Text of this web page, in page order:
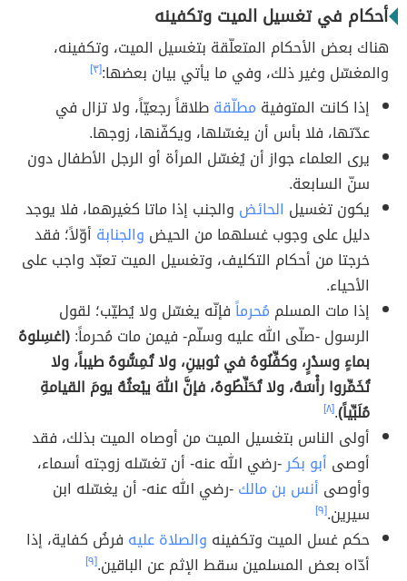
أحكام في تغسيل الميت وتكفينه
هناك بعض الأحكام المتعلّقة بتغسيل الميت، وتكفينه،
والمغسّل وغير ذلك، وفي ما يأتي بيان بعضها:[٣]
إذا كانت المتوفية مطلّقةطلاقاً رجعيّاً، ولا تزال في
عدّتها، فلا بأس أن يغسّلها، ويكفّنها، زوجها.
يرى العلماء جواز أن يُغسّل المرأة أو الرجل الأطفال دون
سنّ السابعة.
يكون تغسيل الحائض والجنب إذا ماتا كغيرهما، فلا يوجد
دليل على وجوب غسلهما من الحيض والجنابة أوّلاً؛ فقد
خرجتا من أحكام التكليف، وتغسيل الميت تعبّد واجب على
الأحياء.
إذا مات المسلم مُحرماًفإنّه يغسّل ولا يُطيّب؛ لقول
الرسول -صلّى الله عليه وسلّم- فيمن مات مُحرماً:(اغسِلوهُ
بماءٍ وسدْرٍ، وكفِّنُوهُ في ثوبينِ، ولا تُمِسُّوهُ طيباً، ولا
تُخَمِّروا رأْسَهُ، ولا تُحَنِّطُوهُ، فإنَّ اللهَ يبْعثُهُ يومَ القيامةِ
مُلَبِّياً).[٨]
أولى الناس بتغسيل الميت من أوصاه الميت بذلك، فقد
أوصى أبو بكر-رضي الله عنه- أن تغسّله زوجته أسماء،
وأوصى أنس بن مالك-رضي الله عنه- أن يغسّله ابن
سيرين.[٩]
حكم غسل الميت وتكفينه والصلاة عليه فرضُ كفاية، إذا
أدّاه بعض المسلمين سقط الإثم عن الباقين.[٩]